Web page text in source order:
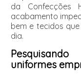
da Confecções
acabamento
bem e tecidos
dia.
uniformes